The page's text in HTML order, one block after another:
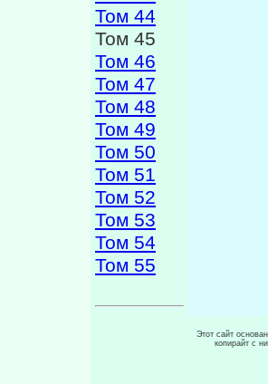
Том 44
Том 45
Том 46
Том 47
Том 48
Том 49
Том 50
Том 51
Том 52
Том 53
Том 54
Том 55
Этот сайт
копирайт с